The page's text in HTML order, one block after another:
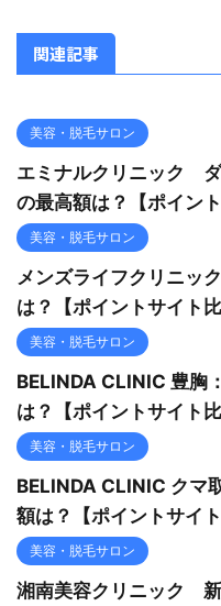
関連記事
美容・脱毛サロン
エミナルクリニック
の最高額は？【ポイント
美容・脱毛サロン
メンズライフクリニッ
は？【ポイントサイト比
美容・脱毛サロン
BELINDA CLINIC 豊胸
は？【ポイントサイト比
美容・脱毛サロン
BELINDA CLINIC クマ
額は？【ポイントサイト
美容・脱毛サロン
湘南美容クリニック 新